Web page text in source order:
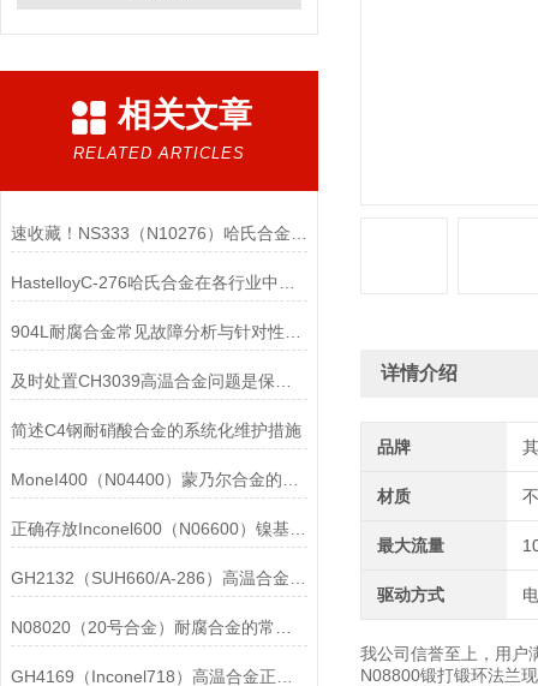
相关文章
RELATED ARTICLES
简述C4钢耐硝酸合金的系统化维护措施
正确存放Inconel600（N06600）镍基合金的重要性介绍
详情介绍
品牌
材质
最大流量
驱动方式
我公司信誉至上，用户
N08800锻打锻环法兰